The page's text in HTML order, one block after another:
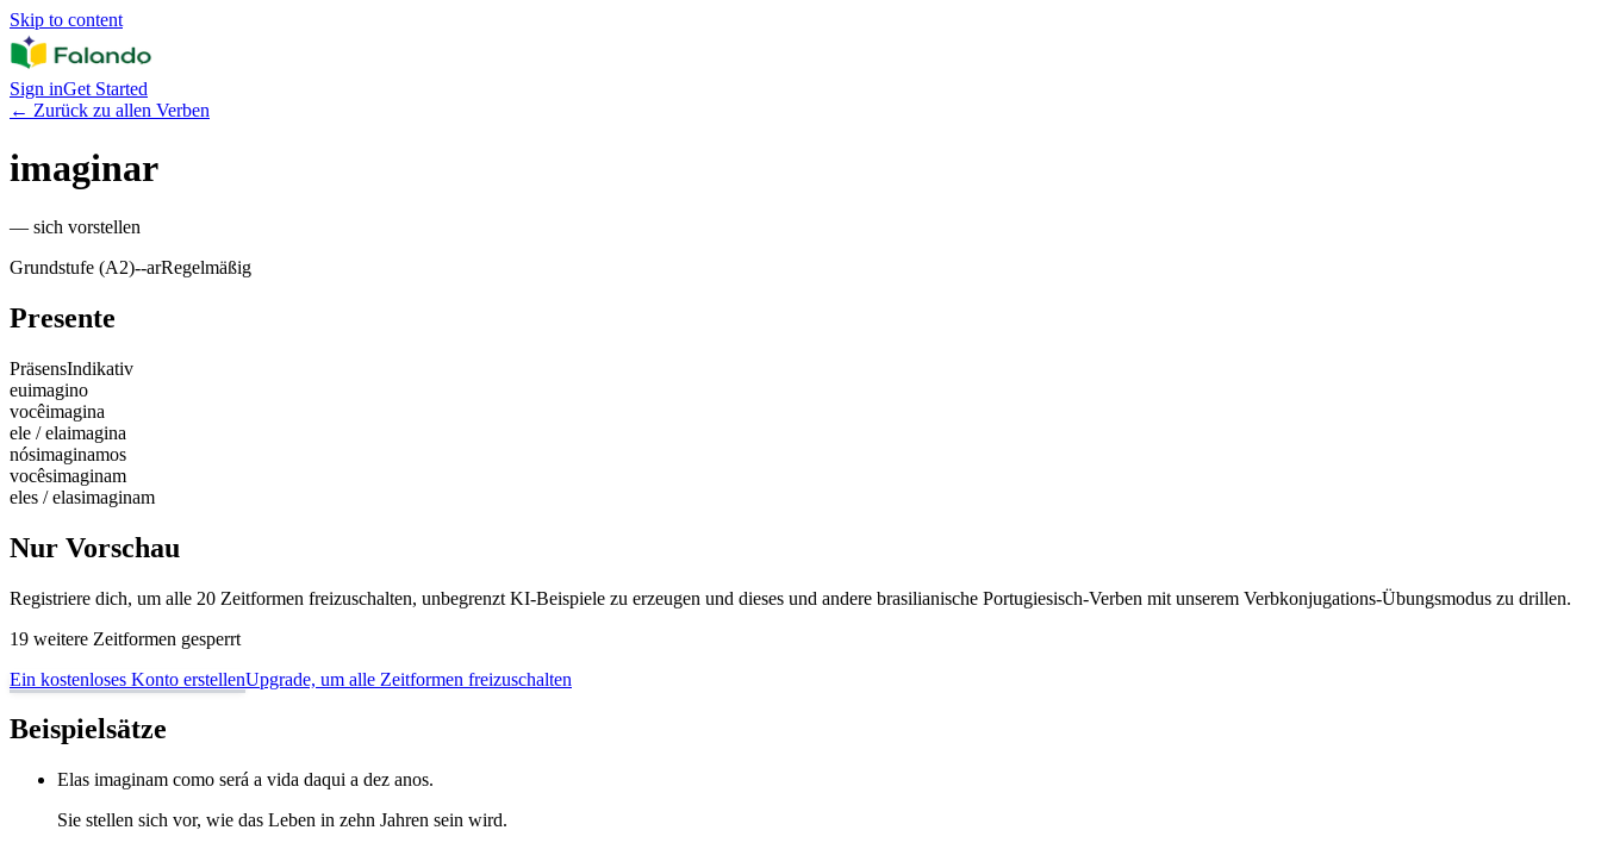
Skip to content
Sign inGet Started
← Zurück zu allen Verben
imaginar
— sich vorstellen
Grundstufe (A2)--arRegelmäßig
Presente
PräsensIndikativ
euimagino
vocêimagina
ele / elaimagina
nósimaginamos
vocêsimaginam
eles / elasimaginam
Nur Vorschau
Registriere dich, um alle 20 Zeitformen freizuschalten, unbegrenzt KI-Beispiele zu erzeugen und dieses und andere brasilianische Portugiesisch-Verben mit unserem Verbkonjugations-Übungsmodus zu drillen.
19 weitere Zeitformen gesperrt
Ein kostenloses Konto erstellenUpgrade, um alle Zeitformen freizuschalten
Beispielsätze
Elas imaginam como será a vida daqui a dez anos.
Sie stellen sich vor, wie das Leben in zehn Jahren sein wird.